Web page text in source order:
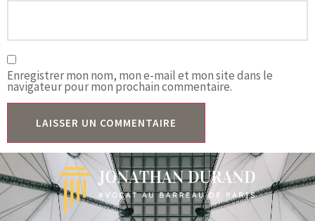
Enregistrer mon nom, mon e-mail et mon site dans le
navigateur pour mon prochain commentaire.